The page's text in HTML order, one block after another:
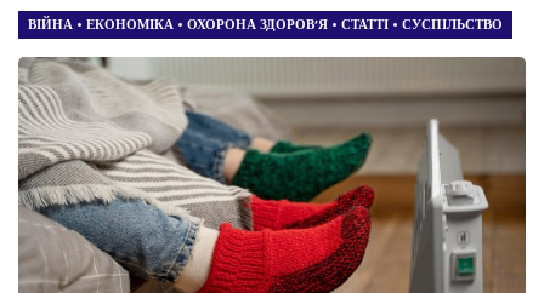
ВІЙНА • ЕКОНОМІКА • ОХОРОНА ЗДОРОВ’Я • СТАТТІ • СУСПІЛЬСТВО